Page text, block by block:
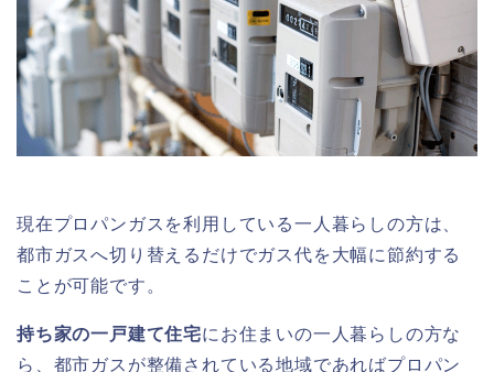
現在プロパンガスを利用している一人暮らしの方は、
都市ガスへ切り替えるだけでガス代を大幅に節約する
ことが可能です。
持ち家の一戸建て住宅にお住まいの一人暮らしの方な
ら、都市ガスが整備されている地域であればプロパン